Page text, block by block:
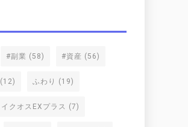
#副業 (58) #資産 (56)
(12) ふわり (19)
イクオスEXプラス (7)